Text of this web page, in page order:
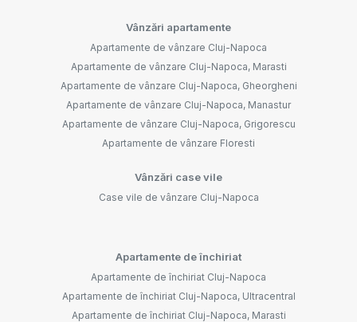
Vânzări apartamente
Apartamente de vânzare Cluj-Napoca
Apartamente de vânzare Cluj-Napoca, Marasti
Apartamente de vânzare Cluj-Napoca, Gheorgheni
Apartamente de vânzare Cluj-Napoca, Manastur
Apartamente de vânzare Cluj-Napoca, Grigorescu
Apartamente de vânzare Floresti
Vânzări case vile
Case vile de vânzare Cluj-Napoca
Apartamente de închiriat
Apartamente de închiriat Cluj-Napoca
Apartamente de închiriat Cluj-Napoca, Ultracentral
Apartamente de închiriat Cluj-Napoca, Marasti